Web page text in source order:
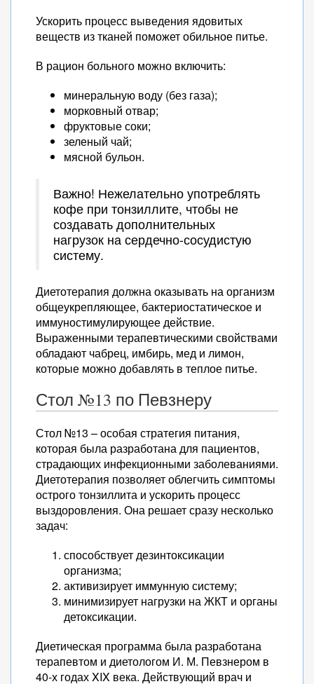
Ускорить процесс выведения ядовитых
веществ из тканей поможет обильное питье.
В рацион больного можно включить:
минеральную воду (без газа);
морковный отвар;
фруктовые соки;
зеленый чай;
мясной бульон.
Важно! Нежелательно употреблять
кофе при тонзиллите, чтобы не
создавать дополнительных
нагрузок на сердечно-сосудистую
систему.
Диетотерапия должна оказывать на организм
общеукрепляющее, бактериостатическое и
иммуностимулирующее действие.
Выраженными терапевтическими свойствами
обладают чабрец, имбирь, мед и лимон,
которые можно добавлять в теплое питье.
Стол №13 по Певзнеру
Стол №13 – особая стратегия питания,
которая была разработана для пациентов,
страдающих инфекционными заболеваниями.
Диетотерапия позволяет облегчить симптомы
острого тонзиллита и ускорить процесс
выздоровления. Она решает сразу несколько
задач:
способствует дезинтоксикации
организма;
активизирует иммунную систему;
минимизирует нагрузки на ЖКТ и органы
детоксикации.
Диетическая программа была разработана
терапевтом и диетологом И. М. Певзнером в
40-х годах XIX века. Действующий врач и